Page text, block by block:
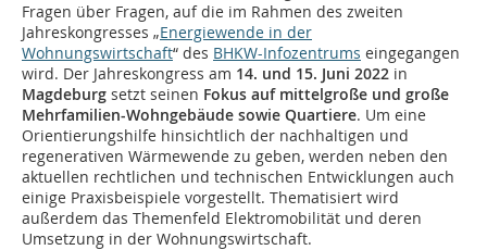
Fragen über Fragen, auf die im Rahmen des zweiten
Jahreskongresses „Energiewende in der
Wohnungswirtschaft“ des BHKW-Infozentrums eingegangen
wird. Der Jahreskongress am 14. und 15. Juni 2022 in
Magdeburg setzt seinen Fokus auf mittelgroße und große
Mehrfamilien-Wohngebäude sowie Quartiere. Um eine
Orientierungshilfe hinsichtlich der nachhaltigen und
regenerativen Wärmewende zu geben, werden neben den
aktuellen rechtlichen und technischen Entwicklungen auch
einige Praxisbeispiele vorgestellt. Thematisiert wird
außerdem das Themenfeld Elektromobilität und deren
Umsetzung in der Wohnungswirtschaft.